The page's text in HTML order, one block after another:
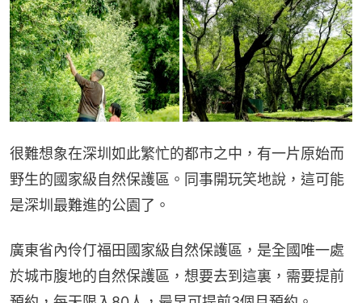
很難想象在深圳如此繁忙的都市之中，有一片原始而
野生的國家級自然保護區。同事開玩笑地說，這可能
是深圳最難進的公園了。
廣東省內伶仃福田國家級自然保護區，是全國唯一處
於城市腹地的自然保護區，想要去到這裏，需要提前